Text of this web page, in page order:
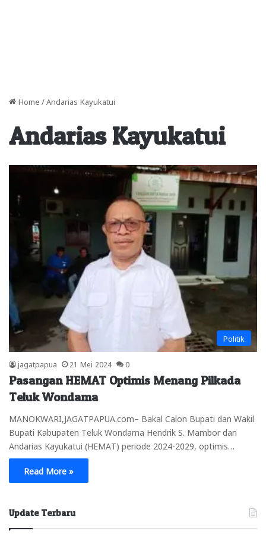
Home / Andarias Kayukatui
Andarias Kayukatui
Politik
jagatpapua 21 Mei 2024 0
Pasangan HEMAT Optimis Menang Pilkada
Teluk Wondama
MANOKWARI,JAGATPAPUA.com– Bakal Calon Bupati dan Wakil
Bupati Kabupaten Teluk Wondama Hendrik S. Mambor dan
Andarias Kayukatui (HEMAT) periode 2024-2029, optimis…
Read More »
Update Terbaru